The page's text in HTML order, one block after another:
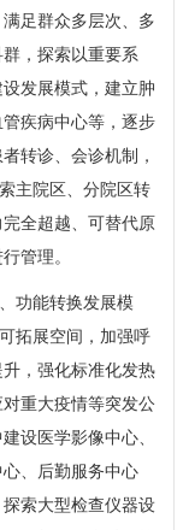
足群众多层次、多
，探索以重要系
发展模式，建立肿
疾病中心等，逐步
转诊、会诊机制，
主院区、分院区转
全超越、可替代原
管理。
功能转换发展模
拓展空间，加强呼
，强化标准化发热
重大疫情等突发公
设医学影像中心、
、后勤服务中心
索大型检查仪器设